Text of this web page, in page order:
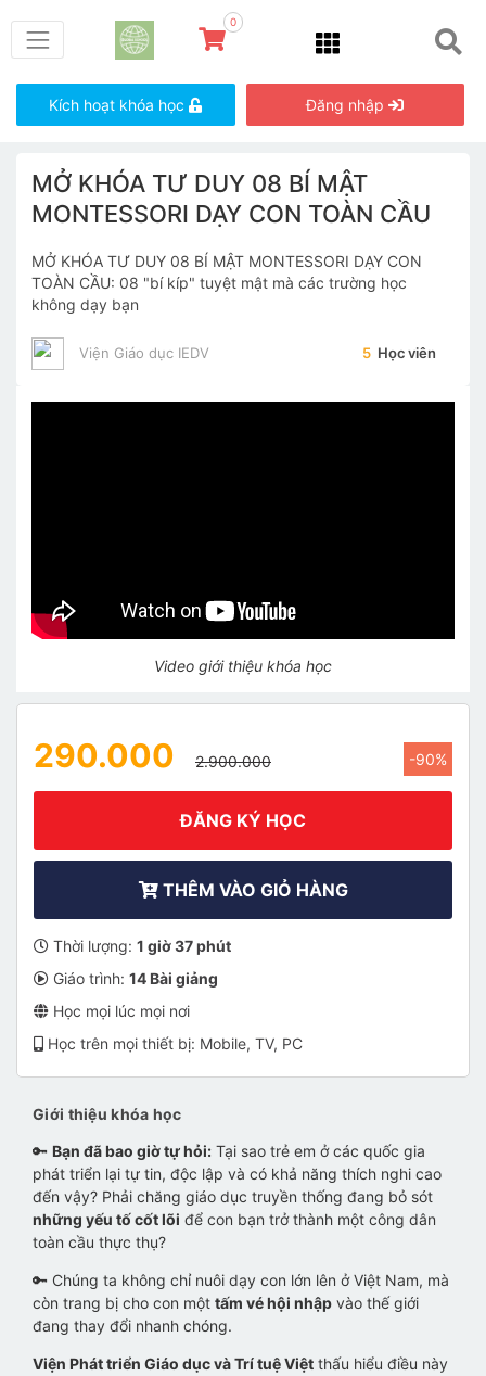
0
Kích hoạt khóa học Đăng nhập
MỞ KHÓA TƯ DUY 08 BÍ MẬT
MONTESSORI DẠY CON TOÀN CẦU
MỞ KHÓA TƯ DUY 08 BÍ MẬT MONTESSORI DẠY CON
TOÀN CẦU: 08 "bí kíp" tuyệt mật mà các trường học
không dạy bạn
Viện Giáo dục IEDV 5 Học viên
Video giới thiệu khóa học
290.000 2.900.000 -90%
ĐĂNG KÝ HỌC
THÊM VÀO GIỎ HÀNG
Thời lượng: 1 giờ 37 phút
Giáo trình: 14 Bài giảng
Học mọi lúc mọi nơi
Học trên mọi thiết bị: Mobile, TV, PC
Giới thiệu khóa học
🔑 Bạn đã bao giờ tự hỏi: Tại sao trẻ em ở các quốc gia
phát triển lại tự tin, độc lập và có khả năng thích nghi cao
đến vậy? Phải chăng giáo dục truyền thống đang bỏ sót
những yếu tố cốt lõi để con bạn trở thành một công dân
toàn cầu thực thụ?
🔑 Chúng ta không chỉ nuôi dạy con lớn lên ở Việt Nam, mà
còn trang bị cho con một tấm vé hội nhập vào thế giới
đang thay đổi nhanh chóng.
Viện Phát triển Giáo dục và Trí tuệ Việt thấu hiểu điều này